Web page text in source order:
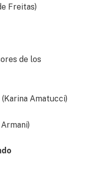
Freitas)
de los
(Karina Amatucci)